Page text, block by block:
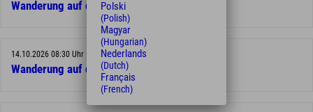
Wanderung auf den Hamberg
14.10.2026 08:30 Uhr
Wanderung auf den Hamberg
Polski
(Polish)
Magyar
(Hungarian)
Nederlands
(Dutch)
Français
(French)